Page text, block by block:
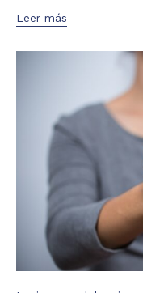
Leer más